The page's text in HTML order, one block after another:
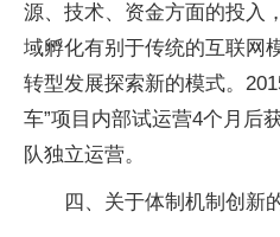
源、技术、资金方面的投入
域孵化有别于传统的互联网
转型发展探索新的模式。
车”项目内部试运营4个月后
队独立运营。
四、关于体制机制创新